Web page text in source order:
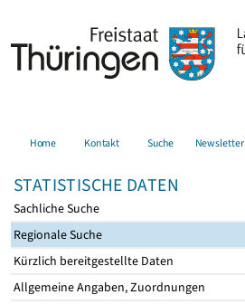
Home Kontakt Suche Newsletter
STATISTISCHE DATEN
Sachliche Suche
Regionale Suche
Kürzlich bereitgestellte Daten
Allgemeine Angaben, Zuordnungen